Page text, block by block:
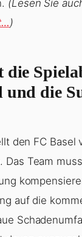
(Lesen Sie
)
die
und die
den FC Basel
Das Team
auf die